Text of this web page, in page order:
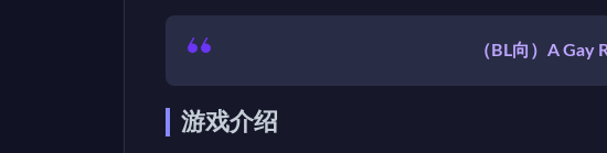
（BL向）A Gay
游戏介绍